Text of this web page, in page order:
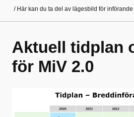
/ Här kan du ta del av lägesbild för
Aktuell tidplan
för MiV 2.0